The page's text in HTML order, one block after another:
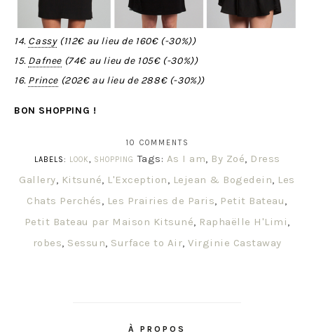
14. Cassy(112€ au lieu de 160€(-30%))
15. Dafnee (74€ au lieu de 105€(-30%))
16. Prince (202€au lieu de 288€(-30%))
BON SHOPPING !
10 COMMENTS
LABELS: LOOK, SHOPPING Tags: As I am, By Zoé, Dress
Gallery, Kitsuné, L'Exception, Lejean & Bogedein, Les
Chats Perchés, Les Prairies de Paris, Petit Bateau,
Petit Bateau par Maison Kitsuné, Raphaëlle H'Limi,
robes, Sessun, Surface to Air, Virginie Castaway
À PROPOS